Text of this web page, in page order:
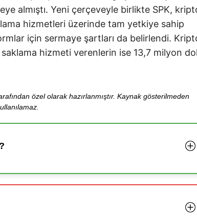
almıştı. Yeni çerçeveyle birlikte SPK,
hizmetleri üzerinde tam yetkiye sahip
için sermaye şartları da belirlendi.
hizmeti verenlerin ise 13,7 milyon
özel olarak hazırlanmıştır. Kaynak gösterilmeden